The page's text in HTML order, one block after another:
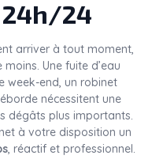
24
arriver à tout moment,
Une fuite d’eau
week-end, un robinet
nécessitent une
dégâts plus importants.
à votre disposition un
, réactif et professionnel.